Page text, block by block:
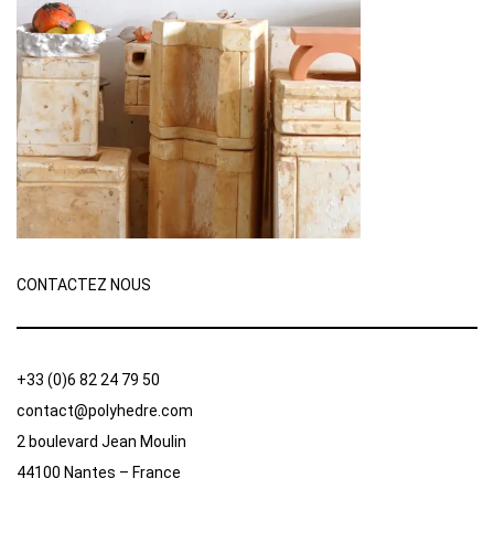
CONTACTEZ NOUS
+33 (0)6 82 24 79 50
contact@polyhedre.com
2 boulevard Jean Moulin
44100 Nantes – France